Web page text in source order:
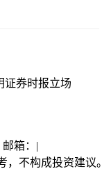
证券时报立场
箱： |
，不构成投资建议